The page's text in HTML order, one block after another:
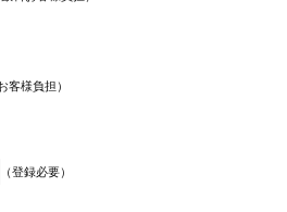
客様負担）
（登録必要）